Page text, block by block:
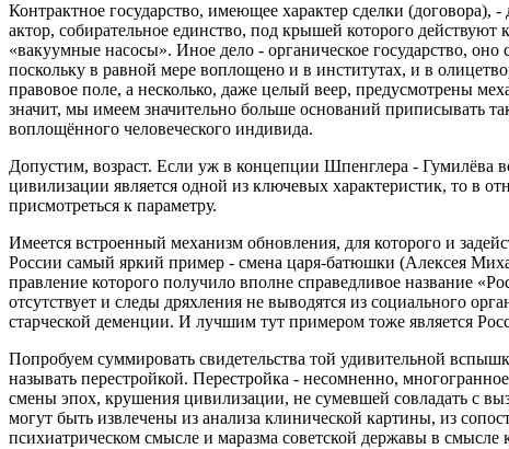
Контрактное государство, имеющее характер сделки (договора),
актор, собирательное единство, под крышей которого
«вакуумные насосы». Иное дело - органическое государство,
поскольку в равной мере воплощено и в институтах, и в
правовое поле, а несколько, даже целый веер, предусмотрены
значит, мы имеем значительно больше оснований приписывать
воплощённого человеческого индивида.
Допустим, возраст. Если уж в концепции Шпенглера - Гумилёва
цивилизации является одной из ключевых характеристик, то в
присмотреться к параметру.
Имеется встроенный механизм обновления, для которого и
России самый яркий пример - смена царя-батюшки (Алексея
правление которого получило вполне справедливое название
отсутствует и следы дряхления не выводятся из социального
старческой деменции. И лучшим тут примером тоже является
Попробуем суммировать свидетельства той удивительной
называть перестройкой. Перестройка - несомненно,
смены эпох, крушения цивилизации, не сумевшей совладать с
могут быть извлечены из анализа клинической картины, из
психиатрическом смысле и маразма советской державы в смысле